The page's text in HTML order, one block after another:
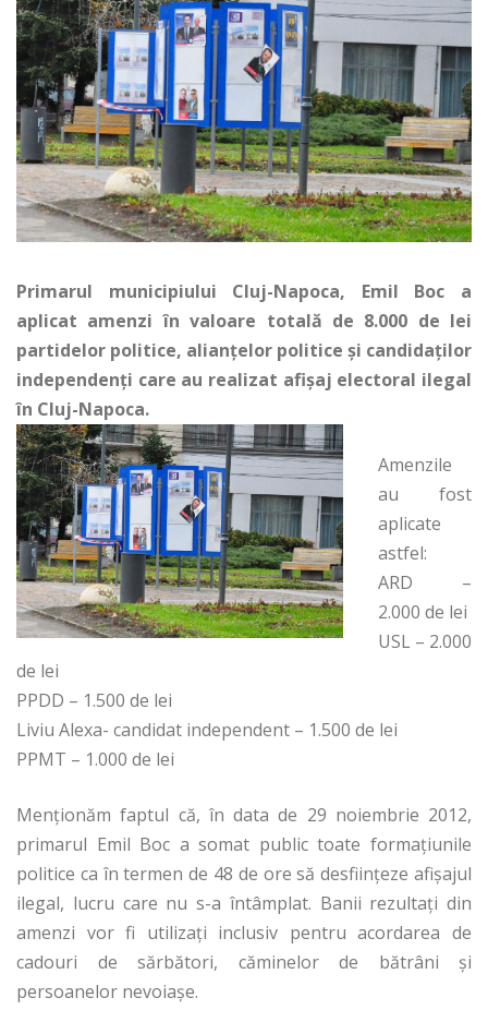
Primarul municipiului Cluj-Napoca, Emil Boc a
aplicat amenzi în valoare totală de 8.000 de lei
partidelor politice, alianţelor politice şi candidaţilor
independenţi care au realizat afişaj electoral ilegal
în Cluj-Napoca.
Amenzile
au fost
aplicate
astfel:
ARD –
2.000 de lei
USL – 2.000
de lei
PPDD – 1.500 de lei
Liviu Alexa- candidat independent – 1.500 de lei
PPMT – 1.000 de lei
Menţionăm faptul că, în data de 29 noiembrie 2012,
primarul Emil Boc a somat public toate formaţiunile
politice ca în termen de 48 de ore să desfiinţeze afişajul
ilegal, lucru care nu s-a întâmplat. Banii rezultaţi din
amenzi vor fi utilizaţi inclusiv pentru acordarea de
cadouri de sărbători, căminelor de bătrâni şi
persoanelor nevoiaşe.